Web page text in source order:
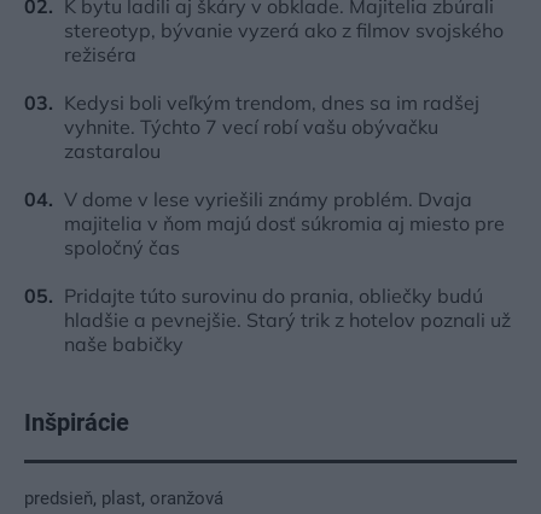
K bytu ladili aj škáry v obklade. Majitelia zbúrali
stereotyp, bývanie vyzerá ako z filmov svojského
režiséra
Kedysi boli veľkým trendom, dnes sa im radšej
vyhnite. Týchto 7 vecí robí vašu obývačku
zastaralou
V dome v lese vyriešili známy problém. Dvaja
majitelia v ňom majú dosť súkromia aj miesto pre
spoločný čas
Pridajte túto surovinu do prania, obliečky budú
hladšie a pevnejšie. Starý trik z hotelov poznali už
naše babičky
Inšpirácie
predsieň, plast, oranžová